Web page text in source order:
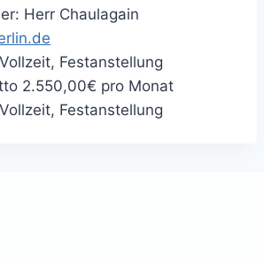
Herr Chaulagain
Festanstellung
2.550,00€ pro Monat
Festanstellung